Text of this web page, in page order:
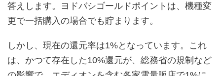
答えします。ヨドバシゴールドポイントは、機種変
更で一括購入の場合でも貯まります。
しかし、現在の還元率は1%となっています。これ
は、かつて存在した10%還元が、総務省の規制など